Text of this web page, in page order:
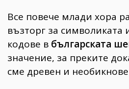
Wellness
1817
ПОСЛЕДВАЙТЕ
НИ
Все повече млади хора
възторг за символиката
кодове в българската
значение, за преките
сме древен и